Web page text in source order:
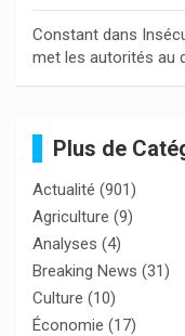
Constant dans
met les autorités au
Plus de
Actualité (901)
Agriculture (9)
Analyses (4)
Breaking News (31)
Culture (10)
Économie (17)